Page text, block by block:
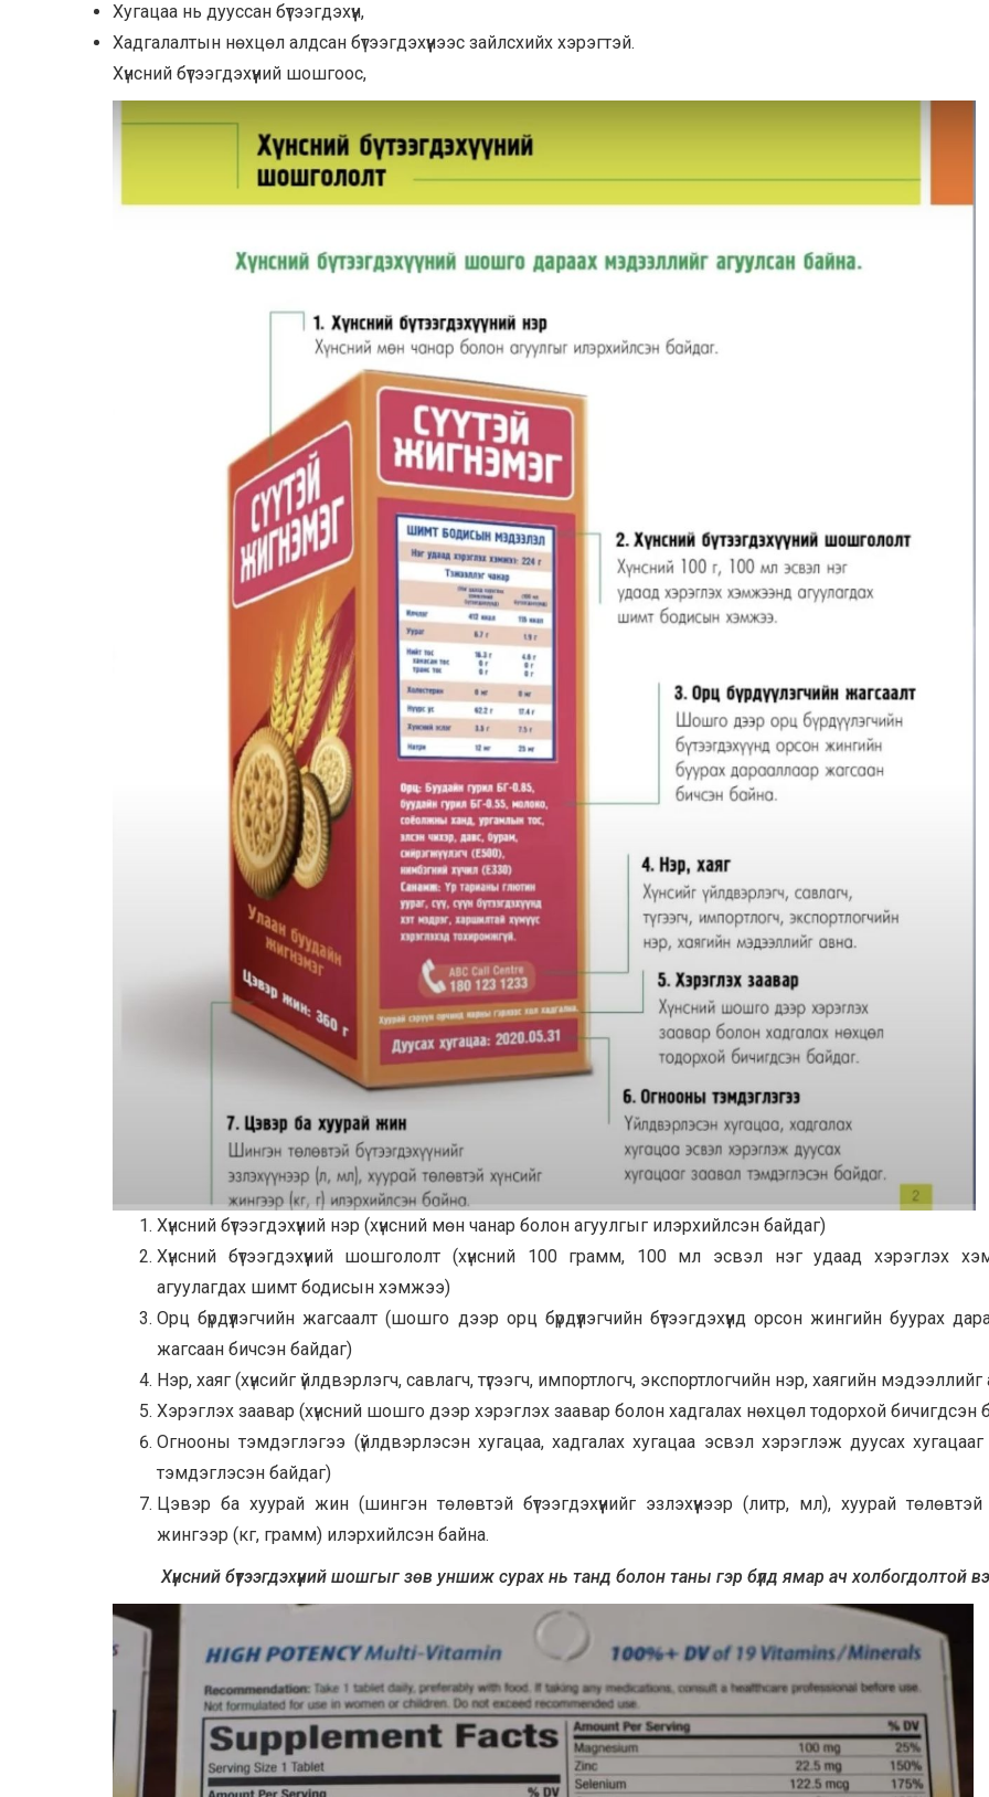
Хугацаа нь дууссан бүтээгдэхүүн,
Хадгалалтын нөхцөл алдсан бүтээгдэхүүнээс зайлсхийх хэрэгтэй.
Хүнсний бүтээгдэхүүний шошгоос,
Хүнсний бүтээгдэхүүний нэр (хүнсний мөн чанар болон агуулгыг илэрхийлсэн байдаг)
Хүнсний бүтээгдэхүүний шошгололт (хүнсний 100 грамм, 100 мл эсвэл нэг удаад хэрэглэх
агуулагдах шимт бодисын хэмжээ)
Орц бүрдүүлэгчийн жагсаалт (шошго дээр орц бүрдүүлэгчийн бүтээгдэхүүнд орсон жингийн буурах
жагсаан бичсэн байдаг)
Нэр, хаяг (хүнсийг үйлдвэрлэгч, савлагч, түгээгч, импортлогч, экспортлогчийн нэр, хаягийн
Хэрэглэх заавар (хүнсний шошго дээр хэрэглэх заавар болон хадгалах нөхцөл тодорхой бичигдсэн
Огнооны тэмдэглэгээ (үйлдвэрлэсэн хугацаа, хадгалах хугацаа эсвэл хэрэглэж дуусах
тэмдэглэсэн байдаг)
Цэвэр ба хуурай жин (шингэн төлөвтэй бүтээгдэхүүнийг эзлэхүүнээр (литр, мл), хуурай төлөвтэй
жингээр (кг, грамм) илэрхийлсэн байна.
Хүнсний бүтээгдэхүүний шошгыг зөв уншиж сурах нь танд болон таны гэр бүлд ямар ач холбогдолтой